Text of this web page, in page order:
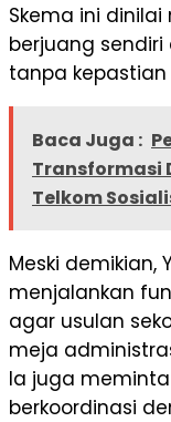
Skema ini
berjuang sendiri
tanpa kepastian
Baca Juga :
Transformasi
Telkom
Meski demikian,
menjalankan
agar usulan
meja
Ia juga
berkoordinasi